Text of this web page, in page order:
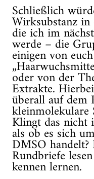
Schließlich
Wirksubstanz
die ich im
werde – die
einigen von
oder von der
Extrakte.
überall auf dem
kleinmolekulare
Klingt das nicht
als ob es sich
DMSO
Rundbriefe
kennen lernen.